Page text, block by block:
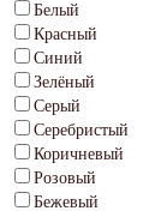
Белый
Красный
Синий
Зелёный
Серый
Серебристый
Коричневый
Розовый
Бежевый